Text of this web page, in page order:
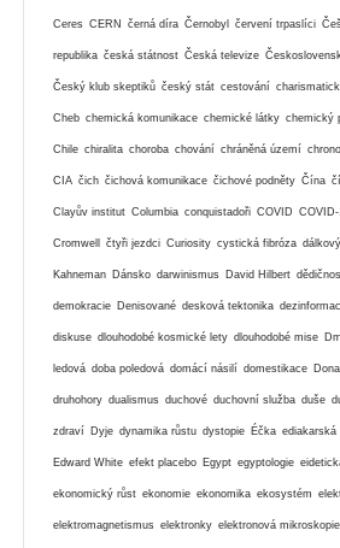
Ceres CERN černá díra Černobyl červení trpaslíci
republika česká státnost Česká televize
Český klub skeptiků český stát cestování
Cheb chemická komunikace chemické látky chemický
Chile chiralita choroba chování chráněná území
CIA čich čichová komunikace čichové podněty Čína
Clayův institut Columbia conquistadoři COVID COVID-
Cromwell čtyři jezdci Curiosity cystická fibróza
Kahneman Dánsko darwinismus David Hilbert
demokracie Denisované desková tektonika
diskuse dlouhodobé kosmické lety dlouhodobé mise
ledová doba poledová domácí násilí domestikace
druhohory dualismus duchové duchovní služba duše
zdraví Dyje dynamika růstu dystopie Éčka ediakarská
Edward White efekt placebo Egypt egyptologie
ekonomický růst ekonomie ekonomika ekosystém
elektromagnetismus elektronky elektronová mikroskopie